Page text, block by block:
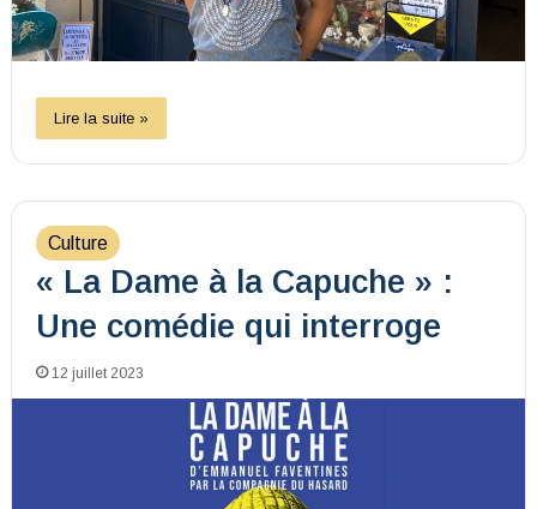
Lire la suite »
Culture
« La Dame à la Capuche » :
Une comédie qui interroge
12 juillet 2023